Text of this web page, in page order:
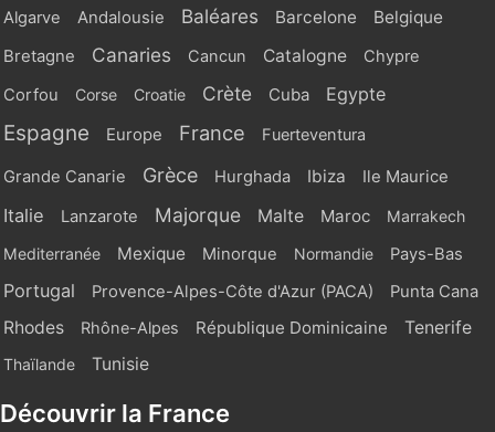
Algarve Andalousie Baléares Barcelone Belgique
Bretagne Canaries Cancun Catalogne
Chypre
Corfou
Corse Croatie Crète Cuba Egypte
Espagne Europe France Fuerteventura
Grande Canarie Grèce Hurghada Ibiza Ile Maurice
Italie Lanzarote Majorque Malte Maroc
Marrakech
Mediterranée
Mexique Minorque Normandie Pays-Bas
Portugal Provence-Alpes-Côte d'Azur (PACA) Punta Cana
Rhodes Rhône-Alpes République Dominicaine Tenerife
Thaïlande Tunisie
Découvrir la France